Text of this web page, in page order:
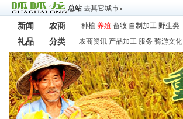
总站 去其它城市
新闻 农商 种植 养殖 畜牧 自制加工 野生类
礼品 分类 农商资讯 产品加工 服务 骑游文化